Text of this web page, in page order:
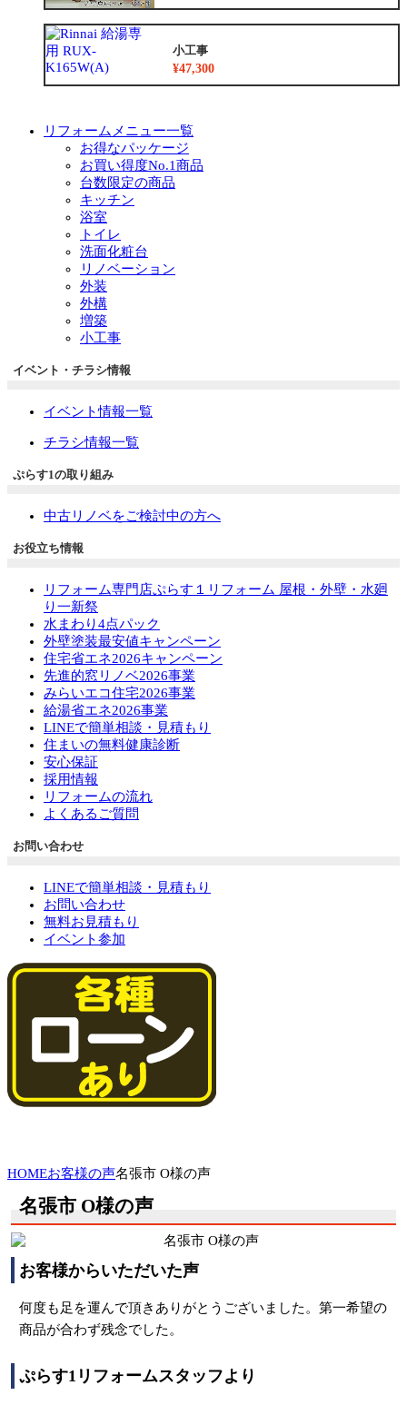
小工事
¥47,300
リフォームメニュー一覧
お得なパッケージ
お買い得度No.1商品
台数限定の商品
キッチン
浴室
トイレ
洗面化粧台
リノベーション
外装
外構
増築
小工事
イベント・チラシ情報
イベント情報一覧
チラシ情報一覧
ぷらす1の取り組み
中古リノベをご検討中の方へ
お役立ち情報
リフォーム専門店ぷらす１リフォーム 屋根・外壁・水廻
り一新祭
水まわり4点パック
外壁塗装最安値キャンペーン
住宅省エネ2026キャンペーン
先進的窓リノベ2026事業
みらいエコ住宅2026事業
給湯省エネ2026事業
LINEで簡単相談・見積もり
住まいの無料健康診断
安心保証
採用情報
リフォームの流れ
よくあるご質問
お問い合わせ
LINEで簡単相談・見積もり
お問い合わせ
無料お見積もり
イベント参加
HOMEお客様の声名張市 O様の声
名張市 O様の声
お客様からいただいた声
何度も足を運んで頂きありがとうございました。第一希望の
商品が合わず残念でした。
ぷらす1リフォームスタッフより